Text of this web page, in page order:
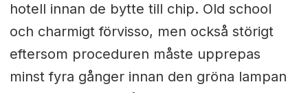
hotell innan de bytte till chip. Old school
och charmigt förvisso, men också störigt
eftersom proceduren måste upprepas
minst fyra gånger innan den gröna lampan